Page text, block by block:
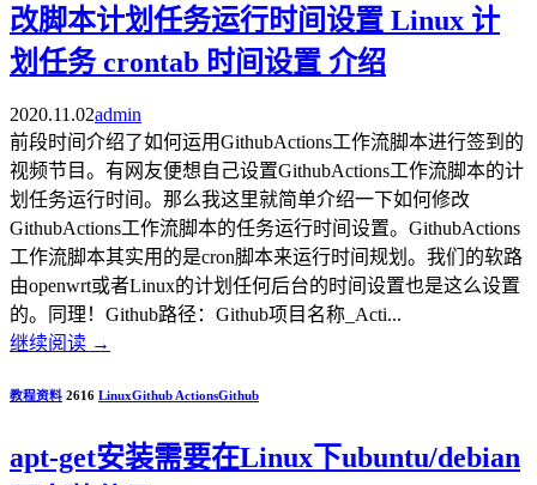
改脚本计划任务运行时间设置 Linux 计
划任务 crontab 时间设置 介绍
2020.11.02admin
前段时间介绍了如何运用GithubActions工作流脚本进行签到的
视频节目。有网友便想自己设置GithubActions工作流脚本的计
划任务运行时间。那么我这里就简单介绍一下如何修改
GithubActions工作流脚本的任务运行时间设置。GithubActions
工作流脚本其实用的是cron脚本来运行时间规划。我们的软路
由openwrt或者Linux的计划任何后台的时间设置也是这么设置
的。同理！Github路径：Github项目名称_Acti...
继续阅读 →
教程资料 2616 LinuxGithub ActionsGithub
apt-get安装需要在Linux下ubuntu/debian